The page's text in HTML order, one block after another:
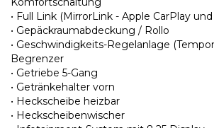
• Full Link (MirrorLink - Apple CarPlay
• Gepäckraumabdeckung / Rollo
• Geschwindigkeits-Regelanlage
Begrenzer
• Getriebe 5-Gang
• Getränkehalter vorn
• Heckscheibe heizbar
• Heckscheibenwischer